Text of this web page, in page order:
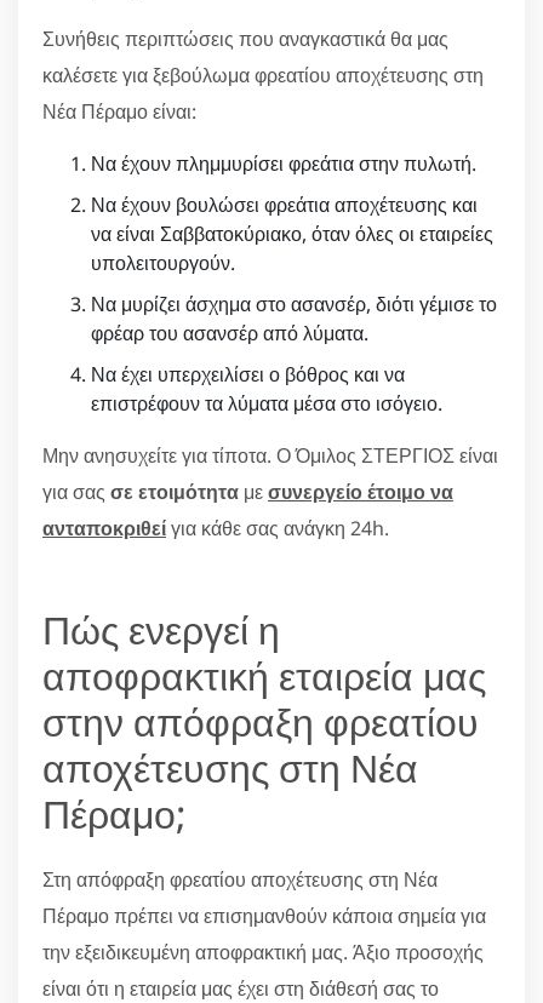
Συνήθεις περιπτώσεις που αναγκαστικά θα μας
καλέσετε για ξεβούλωμα φρεατίου αποχέτευσης στη
Νέα Πέραμο είναι:
Να έχουν πλημμυρίσει φρεάτια στην πυλωτή.
Να έχουν βουλώσει φρεάτια αποχέτευσης και
να είναι Σαββατοκύριακο, όταν όλες οι εταιρείες
υπολειτουργούν.
Να μυρίζει άσχημα στο ασανσέρ, διότι γέμισε το
φρέαρ του ασανσέρ από λύματα.
Να έχει υπερχειλίσει ο βόθρος και να
επιστρέφουν τα λύματα μέσα στο ισόγειο.
Μην ανησυχείτε για τίποτα. Ο Όμιλος ΣΤΕΡΓΙΟΣ είναι
για σας σε ετοιμότητα μεσυνεργείο έτοιμο να
ανταποκριθείγια κάθε σας ανάγκη 24h.
Πώς ενεργεί η
αποφρακτική εταιρεία μας
στην απόφραξη φρεατίου
αποχέτευσης στη Νέα
Πέραμο;
Στη απόφραξη φρεατίου αποχέτευσης στη Νέα
Πέραμο πρέπει να επισημανθούν κάποια σημεία για
την εξειδικευμένη αποφρακτική μας. Άξιο προσοχής
είναι ότι η εταιρεία μας έχει στη διάθεσή σας το